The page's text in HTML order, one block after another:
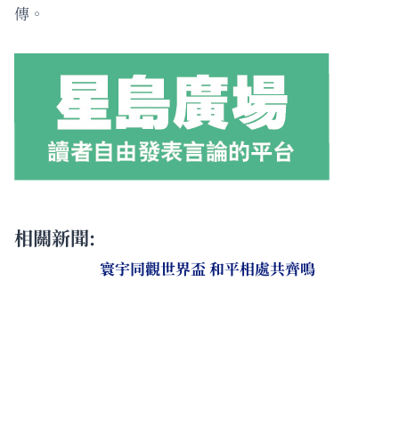
傳。
相關新聞:
寰宇同觀世界盃 和平相處共齊鳴